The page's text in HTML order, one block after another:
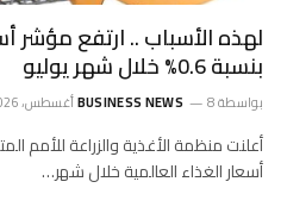
لهذه الأسباب .. ارتفع مؤشر
بنسبة 0.6% خلال شهر يوليو
بواسطة BUSINESS NEWS 8 أغسطس، 2026
أعلنت منظمة الأغذية والزراعة للأمم
أسعار الغذاء العالمية خلال شهر…